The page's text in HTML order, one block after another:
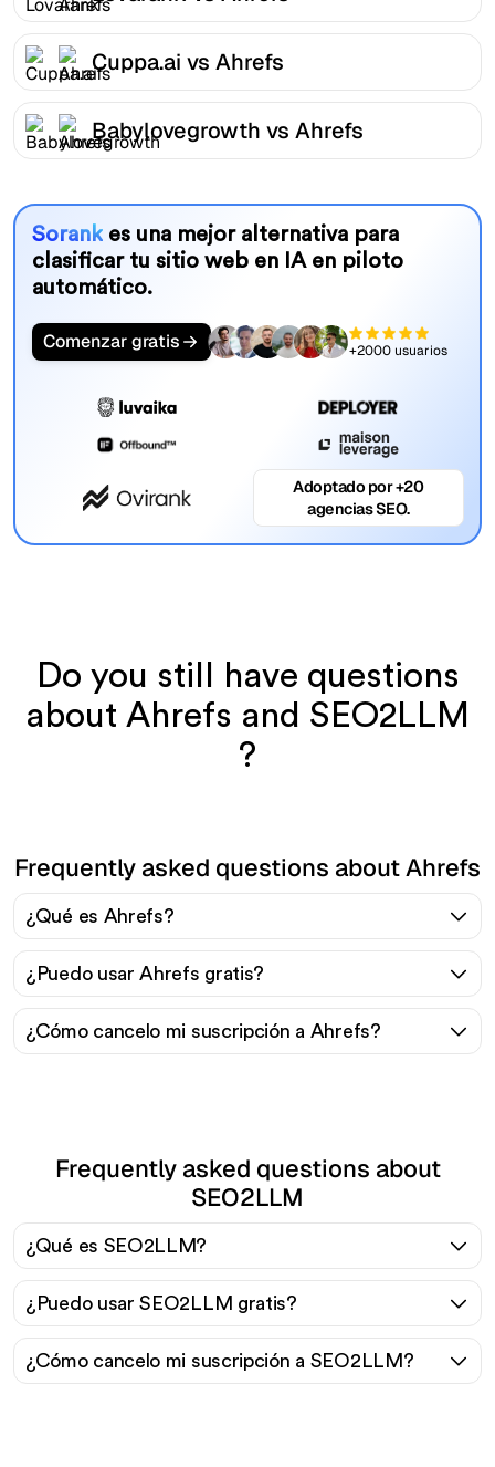
Cuppa.ai vs Ahrefs
Babylovegrowth vs Ahrefs
Sorankes una mejor alternativa para
clasificar tu sitio web en IA en piloto
automático.
Comenzar gratis +2000 usuarios
Adoptado por +20
agencias SEO.
Do you still have questions
about Ahrefs and SEO2LLM
?
Frequently asked questions about Ahrefs
¿Qué es Ahrefs?
¿Puedo usar Ahrefs gratis?
¿Cómo cancelo mi suscripción a Ahrefs?
Frequently asked questions about
SEO2LLM
¿Qué es SEO2LLM?
¿Puedo usar SEO2LLM gratis?
¿Cómo cancelo mi suscripción a SEO2LLM?